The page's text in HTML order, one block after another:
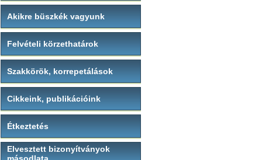
Akikre büszkék vagyunk
Felvételi körzethatárok
Szakkörök, korrepetálások
Cikkeink, publikációink
Étkeztetés
Elvesztett bizonyítványok